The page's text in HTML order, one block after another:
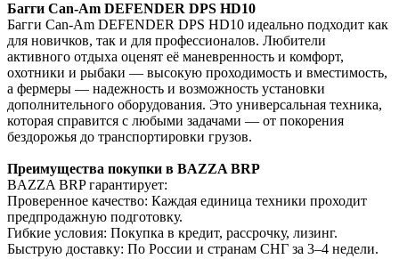
Багги Can-Am DEFENDER DPS HD10
Багги Can-Am DEFENDER DPS HD10 идеально подходит как
для новичков, так и для профессионалов. Любители
активного отдыха оценят её маневренность и комфорт,
охотники и рыбаки — высокую проходимость и вместимость,
а фермеры — надежность и возможность установки
дополнительного оборудования. Это универсальная техника,
которая справится с любыми задачами — от покорения
бездорожья до транспортировки грузов.
Преимущества покупки в BAZZA BRP
BAZZA BRP гарантирует:
Проверенное качество: Каждая единица техники проходит
предпродажную подготовку.
Гибкие условия: Покупка в кредит, рассрочку, лизинг.
Быструю доставку: По России и странам СНГ за 3–4 недели.